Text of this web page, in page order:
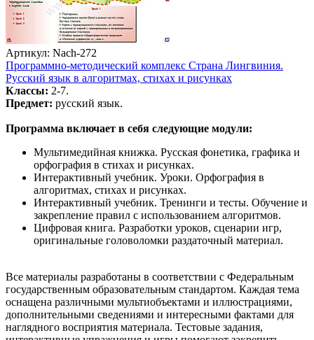
Артикул: Nach-272
Программно-методический комплекс Страна Лингвиния.
Русский язык в алгоритмах, стихах и рисунках
Классы: 2-7.
Предмет: русский язык.
Программа включает в себя следующие модули:
Мультимедийная книжка. Русская фонетика, графика и
орфография в стихах и рисунках.
Интерактивный учебник. Уроки. Орфография в
алгоритмах, стихах и рисунках.
Интерактивный учебник. Тренинги и тесты. Обучение и
закрепление правил с использованием алгоритмов.
Цифровая книга. Разработки уроков, сценарии игр,
оригинальные головоломки раздаточный материал.
Все материалы разработаны в соответствии с Федеральным
государственным образовательным стандартом. Каждая тема
оснащена различными мультиобъектами и иллюстрациями,
дополнительными сведениями и интересными фактами для
наглядного восприятия материала. Тестовые задания,